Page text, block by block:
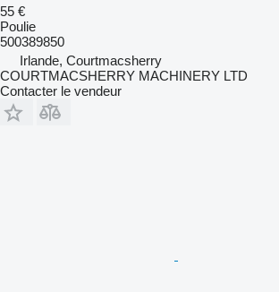
55 €
Poulie
500389850
Irlande, Courtmacsherry
COURTMACSHERRY MACHINERY LTD
Contacter le vendeur